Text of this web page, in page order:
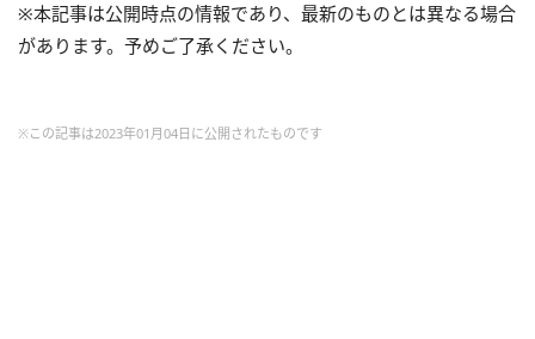
※本記事は公開時点の情報であり、最新のものとは異なる場合
があります。予めご了承ください。
※この記事は2023年01月04日に公開されたものです